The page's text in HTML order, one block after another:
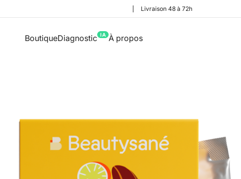
Livraison 48 à 72h
BoutiqueDiagnostic IA À propos